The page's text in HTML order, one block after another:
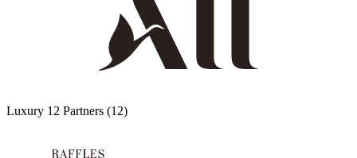
Luxury 12 Partners (12)